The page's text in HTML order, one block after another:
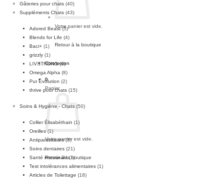
Votre panier est vide.
Retour à la boutique
Connexion
0
Panier
Votre panier est vide.
Retour à la boutique
Gâteries pour chats (40)
Suppléments Chats (43)
Adored Beast (5)
Blends for Life (4)
Baci+ (1)
grizzly (1)
LIVSTRONG (1)
Omega Alpha (8)
Pur Évolution (2)
thrive pour chats (15)
Soins & Hygiène - Chats (50)
Collier Élisabéthain (1)
Oreilles (1)
Antiparasitaires (3)
Soins dentaires (21)
Santé intestinale (1)
Test intolérances alimentaires (1)
Articles de Toilettage (18)